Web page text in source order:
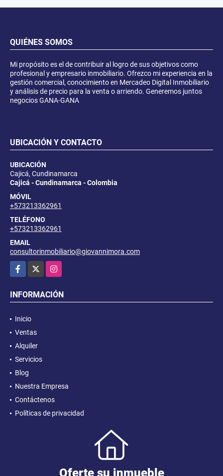
QUIÉNES SOMOS
Mi propósito es el de contribuir al logro de sus objetivos como
profesional y empresario inmobiliario. Ofrezco mi experiencia en la
gestión comercial, conocimiento en Mercadeo Digital Inmobiliario
y análisis de precio para la venta o arriendo. Generemos juntos
negocios GANA-GANA
UBICACIÓN Y CONTACTO
UBICACIÓN
Cajicá, Cundinamarca
Cajicá - Cundinamarca - Colombia
MÓVIL
+573213362961
TELÉFONO
+573213362961
EMAIL
consultorinmobiliario@giovannimora.com
Facebook
Instagram
INFORMACIÓN
Inicio
Ventas
Alquiler
Servicios
Blog
Nuestra Empresa
Contáctenos
Políticas de privacidad
Oferte su inmueble